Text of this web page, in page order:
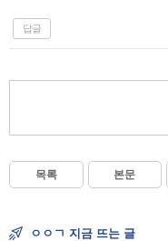
답글
목록 본문
ㅇㅇㄱ 지금 뜨는 글